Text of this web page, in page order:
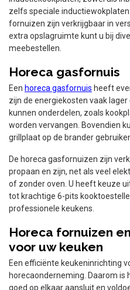
inductiekookplaten, zowel als
zelfs speciale
fornuizen zijn verkrijgbaar in
extra opslagruimte kunt u bij
Horeca gasfornuis
Een horeca gasfornuis heeft
zijn de energiekosten vaak lager
kunnen onderdelen, zoals
worden vervangen. Bovendien
grillplaat op de brander gebruiken.
De horeca gasfornuizen zijn
propaan en zijn, net als veel
of zonder oven. U heeft keuze
tot krachtige 6-pits
professionele keukens.
Horeca fornuizen
voor uw keuken
Een efficiënte keukeninrichting
horecaonderneming. Daarom is